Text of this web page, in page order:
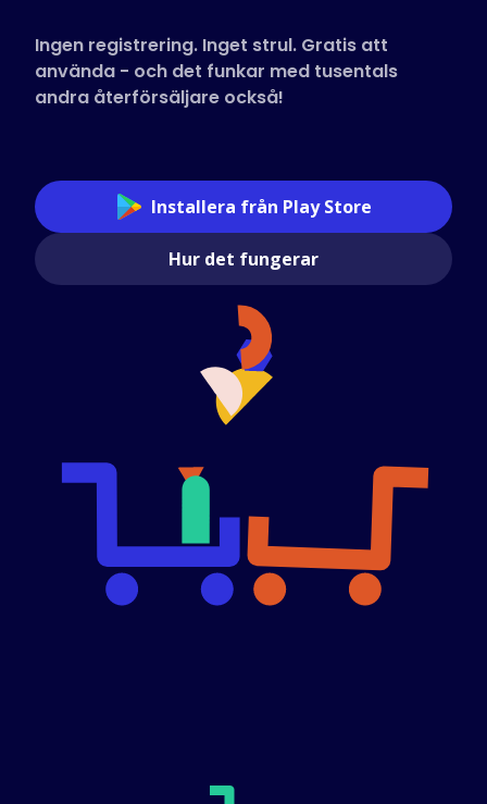
Ingen registrering. Inget strul. Gratis att
använda - och det funkar med tusentals
andra återförsäljare också!
Installera från Play Store
Hur det fungerar